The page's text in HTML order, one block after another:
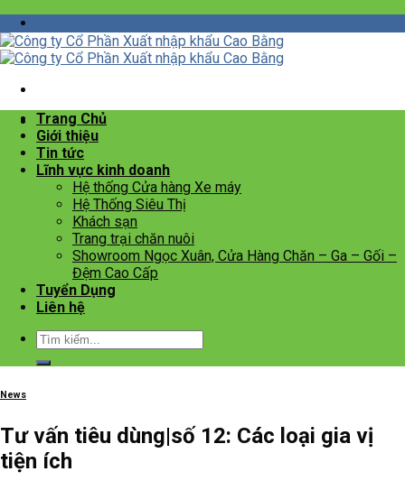
Skip
to
content
Trang Chủ
Giới thiệu
Tin tức
Lĩnh vực kinh doanh
Hệ thống Cửa hàng Xe máy
Hệ Thống Siêu Thị
Khách sạn
Trang trại chăn nuôi
Showroom Ngọc Xuân, Cửa Hàng Chăn – Ga – Gối –
Đệm Cao Cấp
Tuyển Dụng
Liên hệ
News
Tư vấn tiêu dùng|số 12: Các loại gia vị
tiện ích